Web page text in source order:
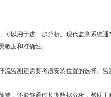
用于进一步分析。现代监测系统通
度和准确性。
测还需要考虑安装位置的选择、监
，还能够通过长期数据分析，帮助工